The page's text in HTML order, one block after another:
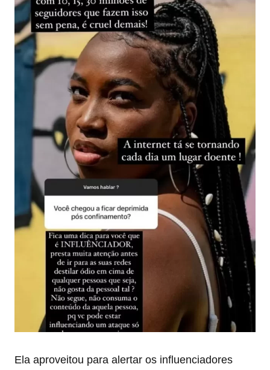
Ela aproveitou para alertar os influenciadores